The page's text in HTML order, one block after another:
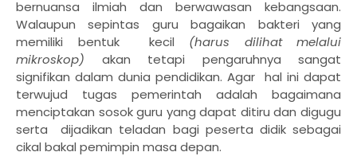
bernuansa ilmiah dan berwawasan kebangsaan.
Walaupun sepintas guru bagaikan bakteri yang
memiliki bentuk
kecil (harus dilihat melalui
mikroskop) akan tetapi pengaruhnya sangat
signifikan dalam dunia pendidikan. Agar hal ini dapat
terwujud tugas pemerintah adalah bagaimana
menciptakan sosok guru yang dapat ditiru dan digugu
serta
dijadikan teladan bagi peserta didik sebagai
cikal bakal pemimpin masa depan.